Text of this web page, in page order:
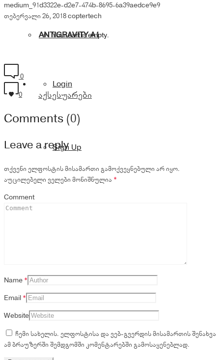
Your cart is empty.
Login
Sign Up
ANTIGRAVITY A1
აქსესუარები
medium_91d3322e-d2e7-474b-8695-6a39aedce9e9
თებერვალი 26, 2018coptertech
0
0
Comments (0)
Leave a reply
თქვენი ელფოსტის მისამართი გამოქვეყნებული არ იყო.
აუცილებელი ველები მონიშნულია *
Comment
Name *
Email *
Website
ჩემი სახელის. ელფოსტისა და ვებ-გვერდის მისამართის შენახვა
ამ ბრაუზერში შემდგომში კომენტარებში გამოსაყენებლად.